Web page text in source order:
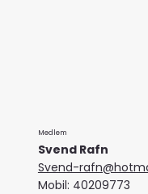
Medlem
Svend Rafn
Svend-
Mobil: 40209773